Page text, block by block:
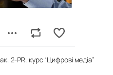
2-PR, курс “Цифрові медіа”